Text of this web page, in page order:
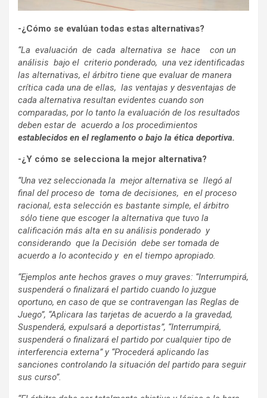
-¿Cómo se evalúan todas estas alternativas?
“La evaluación de cada alternativa se hace con un
análisis bajo el criterio ponderado, una vez identificadas
las alternativas, el árbitro tiene que evaluar de manera
crítica cada una de ellas, las ventajas y desventajas de
cada alternativa resultan evidentes cuando son
comparadas, por lo tanto la evaluación de los resultados
deben estar de acuerdo a los procedimientos
establecidos en el reglamento o bajo la ética deportiva.
-¿Y cómo se selecciona la mejor alternativa?
“Una vez seleccionada la mejor alternativa se llegó al
final del proceso de toma de decisiones, en el proceso
racional, esta selección es bastante simple, el árbitro
sólo tiene que escoger la alternativa que tuvo la
calificación más alta en su análisis ponderado y
considerando que la Decisión debe ser tomada de
acuerdo a lo acontecido y en el tiempo apropiado.
“Ejemplos ante hechos graves o muy graves: “Interrumpirá,
suspenderá o finalizará el partido cuando lo juzgue
oportuno, en caso de que se contravengan las Reglas de
Juego”, “Aplicara las tarjetas de acuerdo a la gravedad,
Suspenderá, expulsará a deportistas”, “Interrumpirá,
suspenderá o finalizará el partido por cualquier tipo de
interferencia externa” y “Procederá aplicando las
sanciones controlando la situación del partido para seguir
sus curso”.